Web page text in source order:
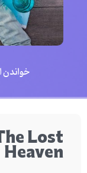
Lost
Heaven